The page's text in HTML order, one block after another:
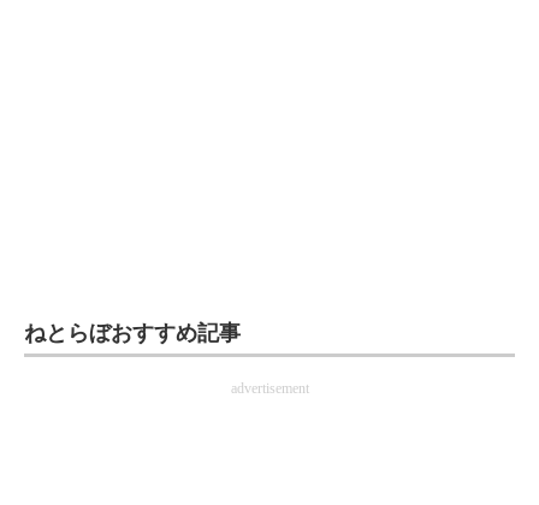
マーケ×ITの今がよく分かる
ねとらぼおすすめ記事
advertisement